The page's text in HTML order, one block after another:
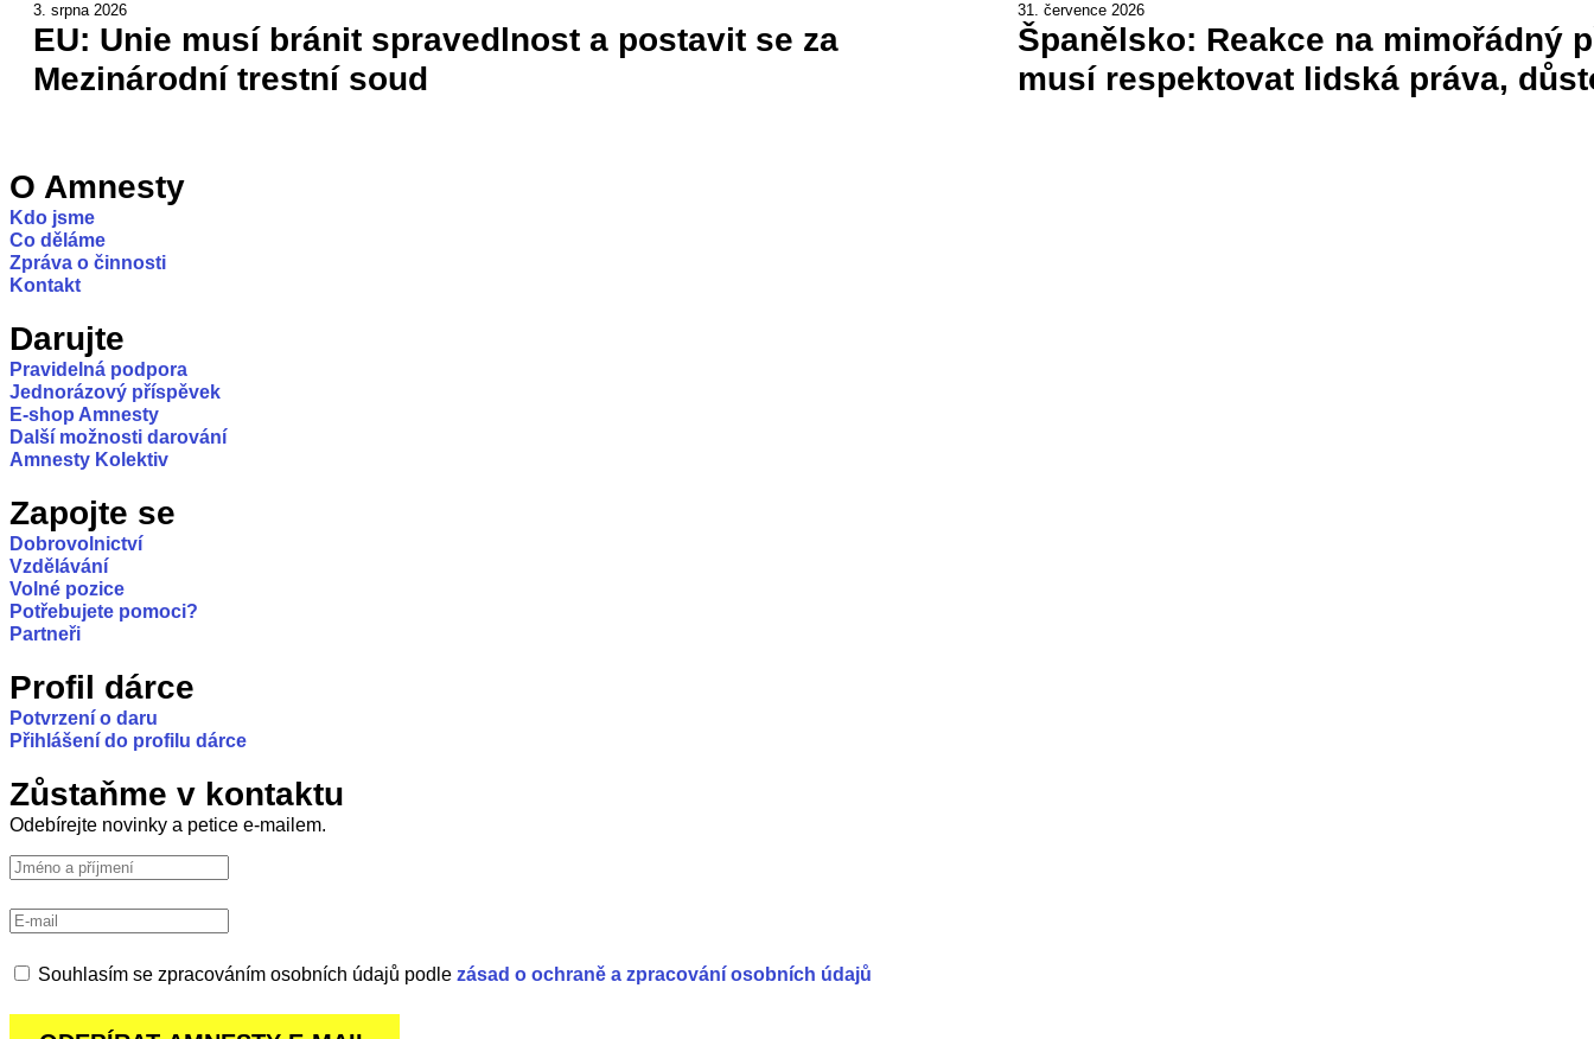
3. srpna 2026
EU: Unie musí bránit spravedlnost a postavit se za
Mezinárodní trestní soud
31. července 2026
Španělsko: Reakce na mimořádný
musí respektovat lidská práva,
O Amnesty
Kdo jsme
Co děláme
Zpráva o činnosti
Kontakt
Darujte
Pravidelná podpora
Jednorázový příspěvek
E-shop Amnesty
Další možnosti darování
Amnesty Kolektiv
Zapojte se
Dobrovolnictví
Vzdělávání
Volné pozice
Potřebujete pomoci?
Partneři
Profil dárce
Potvrzení o daru
Přihlášení do profilu dárce
Zůstaňme v kontaktu
Odebírejte novinky a petice e-mailem.
Souhlasím se zpracováním osobních údajů podle zásad o ochraně a zpracování osobních údajů